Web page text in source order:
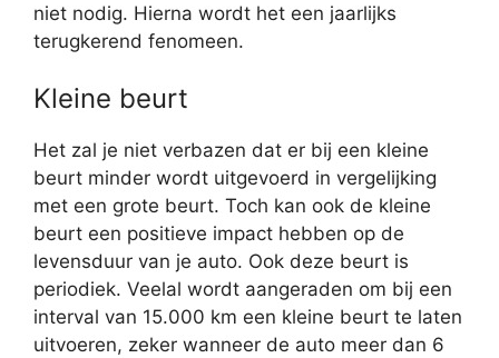
niet nodig. Hierna wordt het een jaarlijks
terugkerend fenomeen.
Kleine beurt
Het zal je niet verbazen dat er bij een kleine
beurt minder wordt uitgevoerd in vergelijking
met een grote beurt. Toch kan ook de kleine
beurt een positieve impact hebben op de
levensduur van je auto. Ook deze beurt is
periodiek. Veelal wordt aangeraden om bij een
interval van 15.000 km een kleine beurt te laten
uitvoeren, zeker wanneer de auto meer dan 6